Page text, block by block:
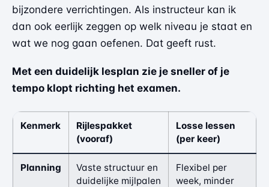
bijzondere verrichtingen. Als instructeur kan ik
dan ook eerlijk zeggen op welk niveau je staat en
wat we nog gaan oefenen. Dat geeft rust.
Met een duidelijk lesplan zie je sneller of je
tempo klopt richting het examen.
Kenmerk
Rijlespakket
(vooraf)
Losse lessen
(per keer)
Planning
Vaste structuur en
duidelijke mijlpalen
Flexibel per
week, minder